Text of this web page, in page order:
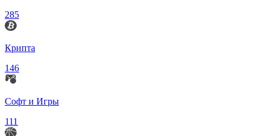
285
Крипта
146
Софт и Игры
111